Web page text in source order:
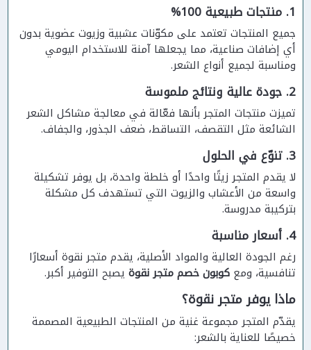
1. منتجات طبيعية 100%
جميع المنتجات تعتمد على مكوّنات عشبية وزيوت عضوية بدون
أي إضافات صناعية، مما يجعلها آمنة للاستخدام اليومي
ومناسبة لجميع أنواع الشعر.
2. جودة عالية ونتائج ملموسة
تميزت منتجات المتجر بأنها فعّالة في معالجة مشاكل الشعر
الشائعة مثل التقصف، التساقط، ضعف الجذور، والجفاف.
3. تنوّع في الحلول
لا يقدم المتجر زيتًا واحدًا أو خلطة واحدة، بل يوفر تشكيلة
واسعة من الأعشاب والزيوت التي تستهدف كل مشكلة
بتركيبة مدروسة.
4. أسعار مناسبة
رغم الجودة العالية والمواد الأصلية، يقدم متجر نقوة أسعارًا
تنافسية، ومعكوبون خصم متجر نقوة يصبح التوفير أكبر.
ماذا يوفر متجر نقوة؟
يقدّم المتجر مجموعة غنية من المنتجات الطبيعية المصممة
خصيصًا للعناية بالشعر: